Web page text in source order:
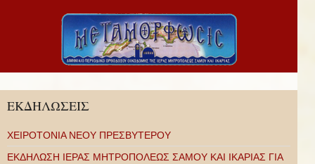
ΕΚΔΗΛΩΣΕΙΣ
ΧΕΙΡΟΤΟΝΙΑ ΝΕΟΥ ΠΡΕΣΒΥΤΕΡΟΥ
ΕΚΔΗΛΩΣΗ ΙΕΡΑΣ ΜΗΤΡΟΠΟΛΕΩΣ ΣΑΜΟΥ ΚΑΙ ΙΚΑΡΙΑΣ ΓΙΑ